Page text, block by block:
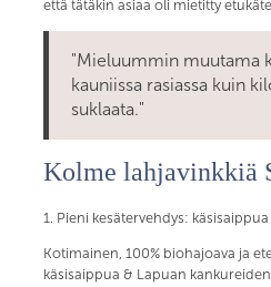
että tätäkin asiaa oli mietitty
"Mieluummin muutama
kauniissa rasiassa kuin
suklaata."
Kolme lahjavinkkiä
1. Pieni kesätervehdys:
Kotimainen, 100% biohajoava ja
käsisaippua & Lapuan